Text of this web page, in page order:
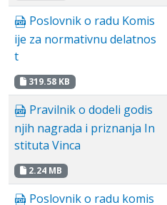
Poslovnik o radu Komis
ije za normativnu delatnos
t
319.58 KB
Pravilnik o dodeli godis
njih nagrada i priznanja In
stituta Vinca
2.24 MB
Poslovnik o radu komis